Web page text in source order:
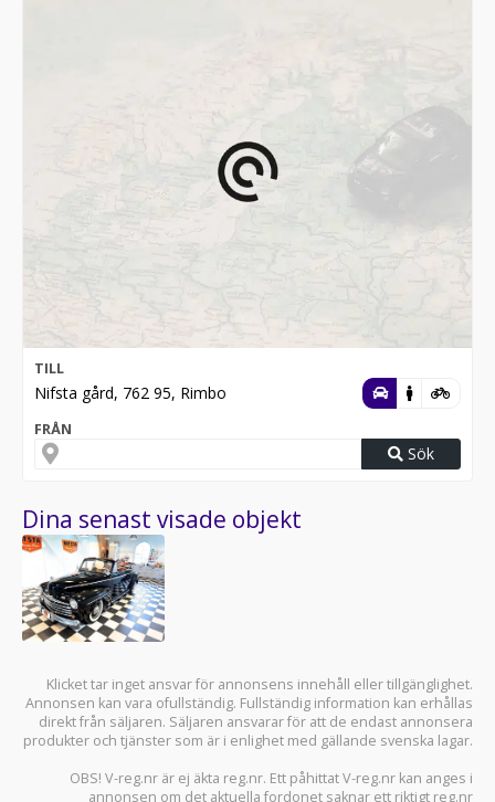
TILL
Nifsta gård, 762 95, Rimbo
FRÅN
Sök
Dina senast visade objekt
Klicket tar inget ansvar för annonsens innehåll eller tillgänglighet.
Annonsen kan vara ofullständig. Fullständig information kan erhållas
direkt från säljaren. Säljaren ansvarar för att de endast annonsera
produkter och tjänster som är i enlighet med gällande svenska lagar.
OBS! V-reg.nr är ej äkta reg.nr. Ett påhittat V-reg.nr kan anges i
annonsen om det aktuella fordonet saknar ett riktigt reg.nr